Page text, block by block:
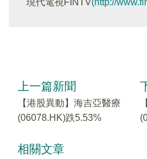
現代電視FINTV(http://
上一篇新聞
【港股異動】海吉亞醫療
(06078.HK)跌5.53%
相關文章